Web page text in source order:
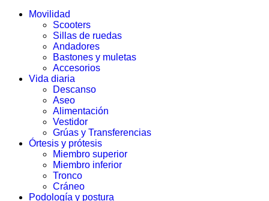
Movilidad
Scooters
Sillas de ruedas
Andadores
Bastones y muletas
Accesorios
Vida diaria
Descanso
Aseo
Alimentación
Vestidor
Grúas y Transferencias
Órtesis y prótesis
Miembro superior
Miembro inferior
Tronco
Cráneo
Podología y postura